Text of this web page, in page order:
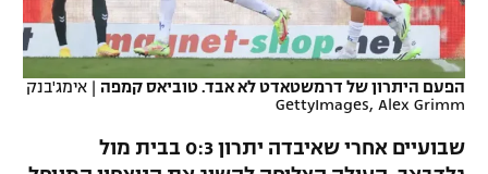
רץ ברשת
תוצאות
לוח שידורים
מכבי תל אביב
הפועל תל אביב
הפועל חיפה
ליגה צרפתית
ליגה הולנדית
הפועל ירושלים
דני אבדיה
כדורעף
שחייה
הפעם היתרון של דרמשטאדט לא אבד. טוביאס קמפה | אימג'בנק
GettyImages, Alex Grimm
שבועיים אחרי שאיבדה יתרון 0:3 בבית מול